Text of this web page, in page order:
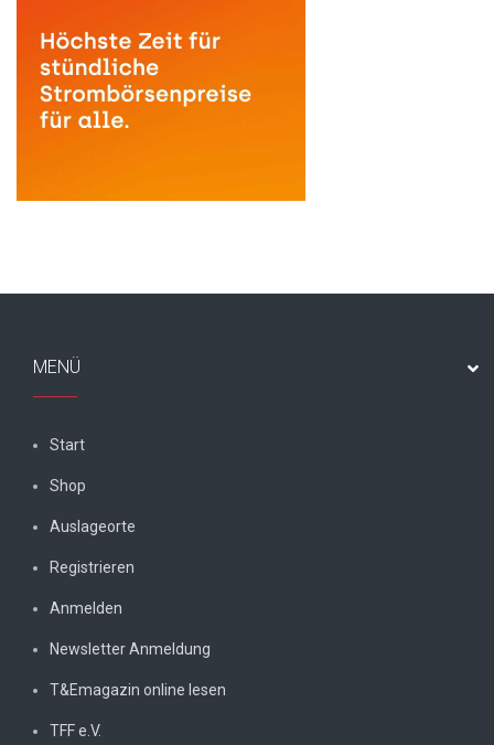
MENÜ
Start
Shop
Auslageorte
Registrieren
Anmelden
Newsletter Anmeldung
T&Emagazin online lesen
TFF e.V.